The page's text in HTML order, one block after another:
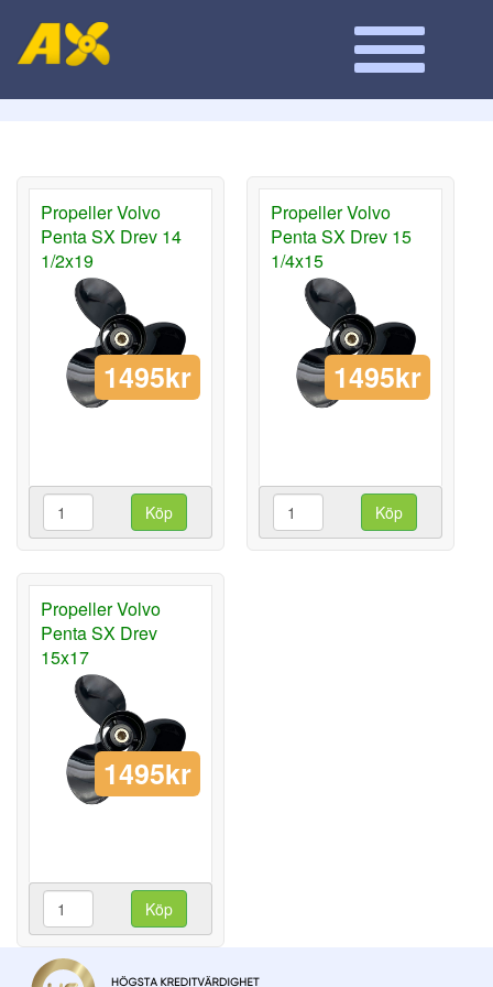
Propeller Volvo
Penta SX Drev 14
1/2x19
1495kr
Köp
Propeller Volvo
Penta SX Drev 15
1/4x15
1495kr
Köp
Propeller Volvo
Penta SX Drev
15x17
1495kr
Köp